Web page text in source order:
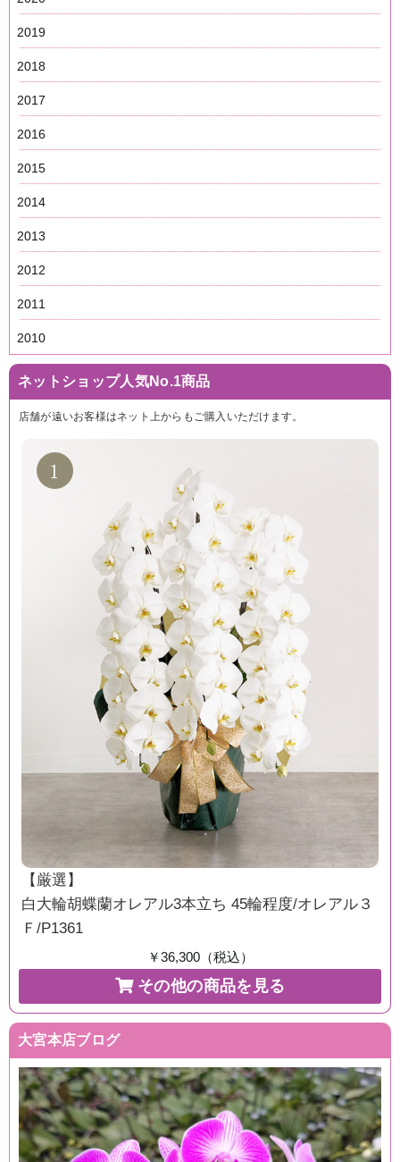
2019
2018
2017
2016
2015
2014
2013
2012
2011
2010
ネットショップ人気No.1商品
店舗が遠いお客様はネット上からもご購入いただけます。
【厳選】
白大輪胡蝶蘭オレアル3本立ち 45輪程度/オレアル３
Ｆ/P1361
￥36,300（税込）
その他の商品を見る
大宮本店ブログ